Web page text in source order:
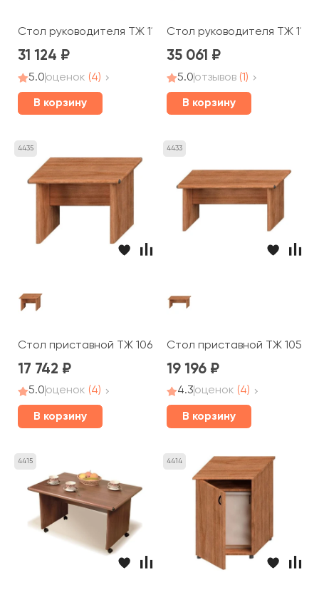
Стол руководителя ТЖ 112 Prestige
31 124
5.0оценок (4)
В корзину
Стол руководителя ТЖ 113
35 061
5.0отзывов (1)
В корзину
4435
Стол приставной ТЖ 106 Prestige
17 742
5.0оценок (4)
В корзину
4433
Стол приставной ТЖ 105
19 196
4.3оценок (4)
В корзину
4415 4414